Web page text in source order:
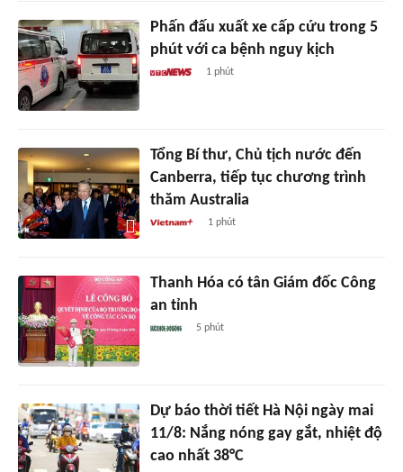
Phấn đấu xuất xe cấp cứu trong 5
phút với ca bệnh nguy kịch
1 phút
Tổng Bí thư, Chủ tịch nước đến
Canberra, tiếp tục chương trình
thăm Australia
1 phút
Thanh Hóa có tân Giám đốc Công
an tỉnh
5 phút
Dự báo thời tiết Hà Nội ngày mai
11/8: Nắng nóng gay gắt, nhiệt độ
cao nhất 38°C